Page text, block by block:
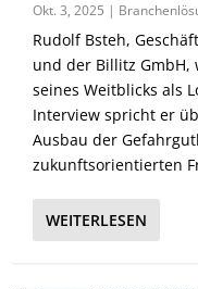
Okt. 3, 2025 |
Rudolf Bsteh,
und der Billitz GmbH,
seines Weitblicks als
Interview spricht er
Ausbau der
zukunftsorientierten
WEITERLESEN